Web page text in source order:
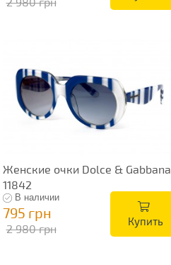
Женские очки Dolce & Gabbana
11842
В наличии
795 грн
2 980 грн
Купить